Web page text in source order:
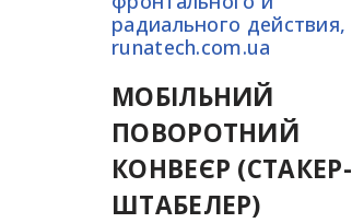
МОБІЛЬНИЙ
ПОВОРОТНИЙ
КОНВЕЄР (СТАКЕР-
ШТАБЕЛЕР)